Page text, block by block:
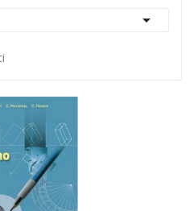
